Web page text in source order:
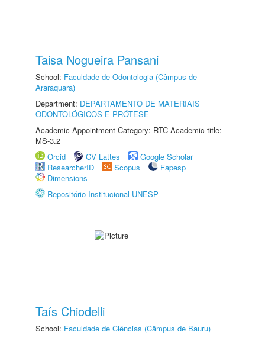
Taisa Nogueira Pansani
School: Faculdade de Odontologia (Câmpus de
Araraquara)
Department: DEPARTAMENTO DE MATERIAIS
ODONTOLÓGICOS E PRÓTESE
Academic Appointment Category: RTC Academic title:
MS-3.2
Orcid
CV Lattes
Google Scholar
ResearcherID
Scopus
Fapesp
Dimensions
Repositório Institucional UNESP
Taís Chiodelli
School: Faculdade de Ciências (Câmpus de Bauru)